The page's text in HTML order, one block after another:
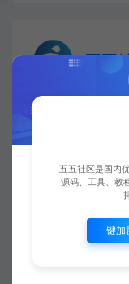
五五
常见问题
五五社区是国内
源码、工具、教
一键加